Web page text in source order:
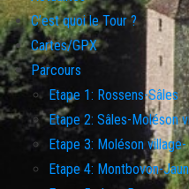
C’est quoi le Tour ?
Cartes/GPX
Parcours
Etape 1: Rossens-Sâles
Etape 2: Sâles-Moléson
Etape 3: Moléson
Etape 4: Montbovon-Jaun